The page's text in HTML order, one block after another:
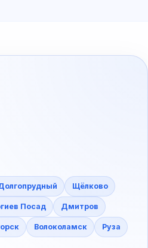
Щёлково
Посад Дмитров
Волоколамск Руза